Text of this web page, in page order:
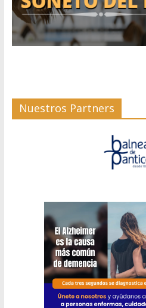
Nuestros Partners